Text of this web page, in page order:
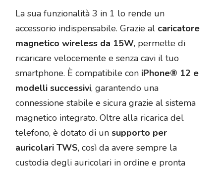
La sua funzionalità 3 in 1 lo rende un
accessorio indispensabile. Grazie al caricatore
magnetico wireless da 15W, permette di
ricaricare velocemente e senza cavi il tuo
smartphone. È compatibile con iPhone® 12 e
modelli successivi, garantendo una
connessione stabile e sicura grazie al sistema
magnetico integrato. Oltre alla ricarica del
telefono, è dotato di un supporto per
auricolari TWS, così da avere sempre la
custodia degli auricolari in ordine e pronta